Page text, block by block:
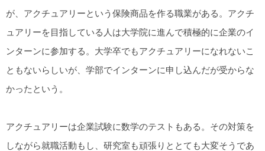
が、アクチュアリーという保険商品を作る職業がある。アクチ
ュアリーを目指している人は大学院に進んで積極的に企業のイ
ンターンに参加する。大学卒でもアクチュアリーになれないこ
ともないらしいが、学部でインターンに申し込んだが受からな
かったという。
アクチュアリーは企業試験に数学のテストもある。その対策を
しながら就職活動もし、研究室も頑張りととても大変そうであ